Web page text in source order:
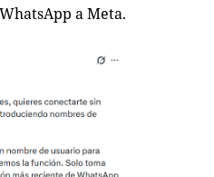
a Meta.